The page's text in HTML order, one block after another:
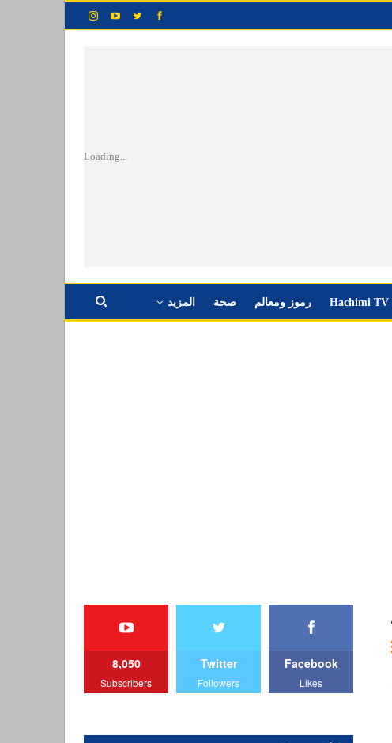
Loading...
Hachimi TV رموز ومعالم صحة المزيد
Facebook
Likes
Twitter
Followers
8,050
Subscribers